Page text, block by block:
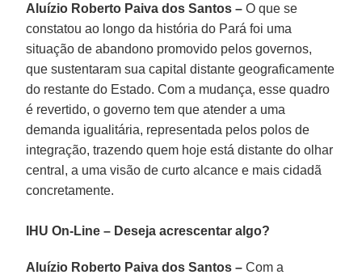
Aluízio Roberto Paiva dos Santos – O que se
constatou ao longo da história do Pará foi uma
situação de abandono promovido pelos governos,
que sustentaram sua capital distante geograficamente
do restante do Estado. Com a mudança, esse quadro
é revertido, o governo tem que atender a uma
demanda igualitária, representada pelos polos de
integração, trazendo quem hoje está distante do olhar
central, a uma visão de curto alcance e mais cidadã
concretamente.
IHU On-Line – Deseja acrescentar algo?
Aluízio Roberto Paiva dos Santos – Com a